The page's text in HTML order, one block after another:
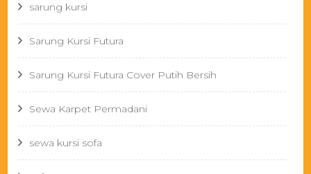
sarung kursi
Sarung Kursi Futura
Sarung Kursi Futura Cover Putih Bersih
Sewa Karpet Permadani
sewa kursi sofa